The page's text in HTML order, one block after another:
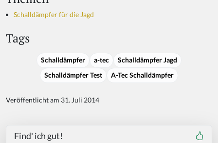
Schalldämpfer für die Jagd
Tags
Schalldämpfer a-tec
Schalldämpfer Jagd
Schalldämpfer Test
A-Tec Schalldämpfer
Veröffentlicht am 31. Juli 2014
Find' ich gut!